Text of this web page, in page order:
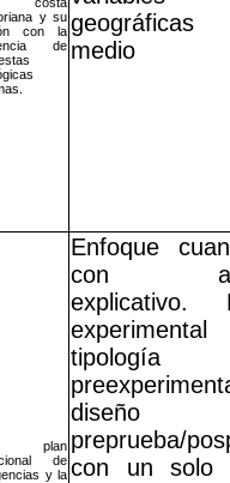
y su
con la
de medio
plan
de
y la
Enfoque
con
explicativo.
tipología
diseño
preprueba/
con un solo